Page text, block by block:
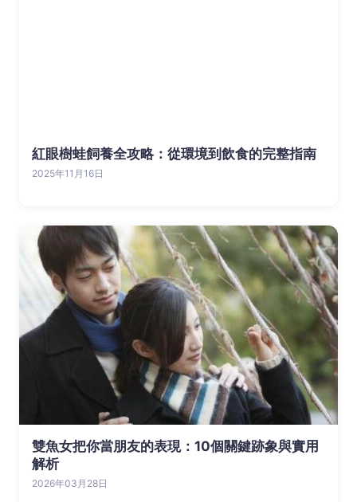
紅眼樹蛙飼養全攻略：從環境到飲食的完整指南
2025年11月16日
雙魚女把你當朋友的表現：10個關鍵跡象與實用
解析
2026年03月28日